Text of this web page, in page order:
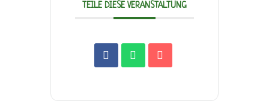
TEILE DIESE VERANSTALTUNG